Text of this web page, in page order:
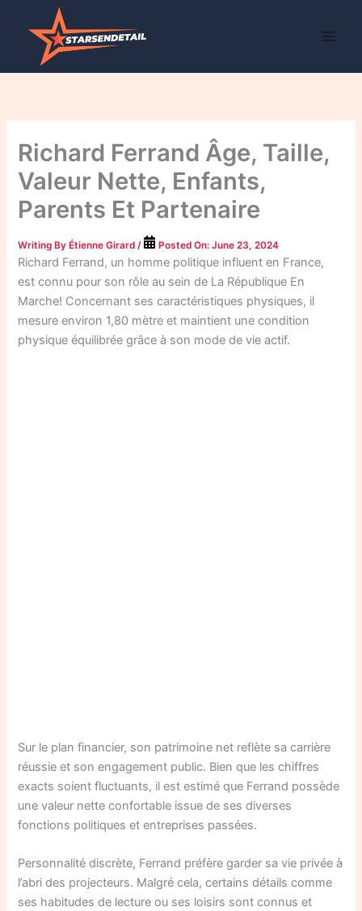
Richard Ferrand Âge, Taille,
Valeur Nette, Enfants,
Parents Et Partenaire
Writing ByÉtienne Girard / Posted On:June 23, 2024
Richard Ferrand, un homme politique influent en France,
est connu pour son rôle au sein de La République En
Marche! Concernant ses caractéristiques physiques, il
mesure environ 1,80 mètre et maintient une condition
physique équilibrée grâce à son mode de vie actif.
Sur le plan financier, son patrimoine net reflète sa carrière
réussie et son engagement public. Bien que les chiffres
exacts soient fluctuants, il est estimé que Ferrand possède
une valeur nette confortable issue de ses diverses
fonctions politiques et entreprises passées.
Personnalité discrète, Ferrand préfère garder sa vie privée à
l’abri des projecteurs. Malgré cela, certains détails comme
ses habitudes de lecture ou ses loisirs sont connus et